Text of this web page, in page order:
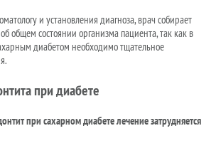
и установления диагноза, врач собирает
общем состоянии организма пациента, так как в
диабетом необходимо тщательное
при диабете
при сахарном диабете лечение затрудняется